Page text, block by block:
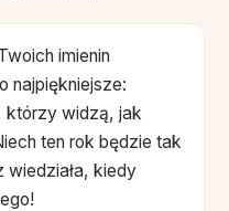
imienin
najpiękniejsze:
którzy widzą, jak
ten rok będzie tak
wiedziała, kiedy